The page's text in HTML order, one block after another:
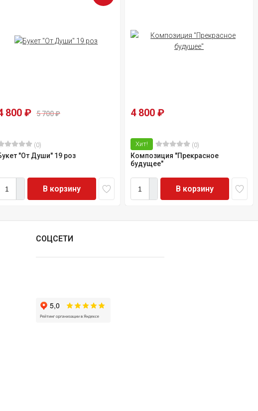
800₽ 5 700₽
(0)
"От Души" 19 роз
В корзину
4 800₽
Хит! (0)
Композиция "Прекрасное
будущее"
В корзину
СОЦСЕТИ